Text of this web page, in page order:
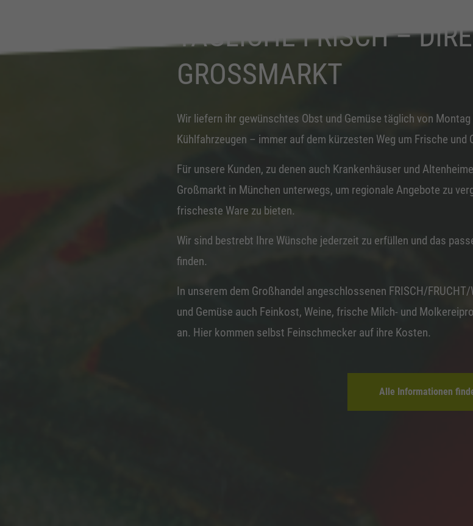
TÄGLICHE FRISCH –
GROSSMARKT
Wir liefern ihr gewünschtes Obst und Gemüse täglich von
Kühlfahrzeugen – immer auf dem kürzesten Weg um Frische und
Für unsere Kunden, zu denen auch Krankenhäuser und
Großmarkt in München unterwegs, um regionale Angebote zu
frischeste Ware zu bieten.
Wir sind bestrebt Ihre Wünsche jederzeit zu erfüllen und das
finden.
In unserem dem Großhandel angeschlossenen FRISCH/
und Gemüse auch Feinkost, Weine, frische Milch- und
an. Hier kommen selbst Feinschmecker auf ihre Kosten.
Alle Informationen